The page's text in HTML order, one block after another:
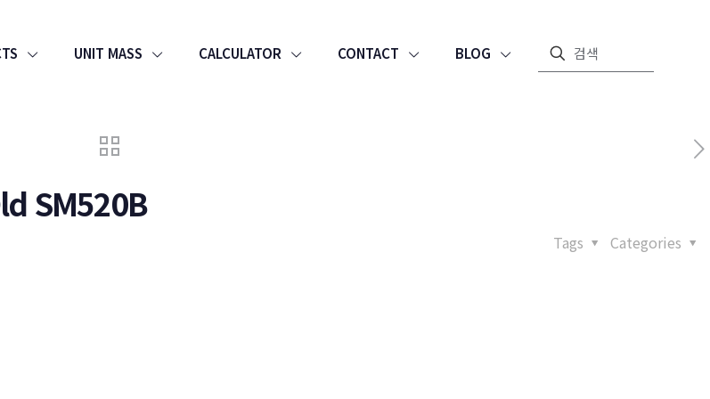
UNIT MASS CALCULATOR CONTACT BLOG
SM520B
Categories
Tags